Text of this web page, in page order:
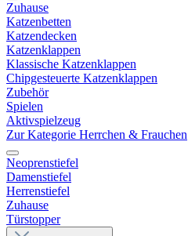
Zuhause
Katzenbetten
Katzendecken
Katzenklappen
Klassische Katzenklappen
Chipgesteuerte Katzenklappen
Zubehör
Spielen
Aktivspielzeug
Zur Kategorie Herrchen & Frauchen
Neoprenstiefel
Damenstiefel
Herrenstiefel
Zuhause
Türstopper